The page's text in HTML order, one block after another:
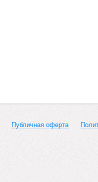
Публичная оферта